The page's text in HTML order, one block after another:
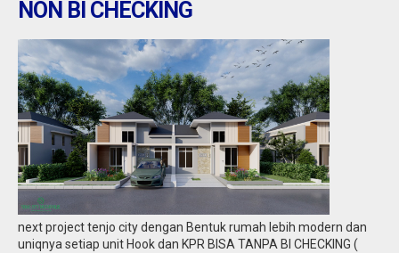
tenjo : tenjo city metropolis
Jual 234.983.969
NON BI CHECKING
next project tenjo city dengan Bentuk rumah lebih modern dan
uniqnya setiap unit Hook dan KPR BISA TANPA BI CHECKING (